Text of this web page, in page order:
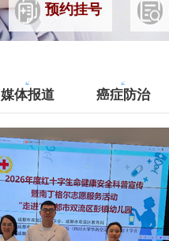
预约挂号预约挂号
媒体报道 癌症防治